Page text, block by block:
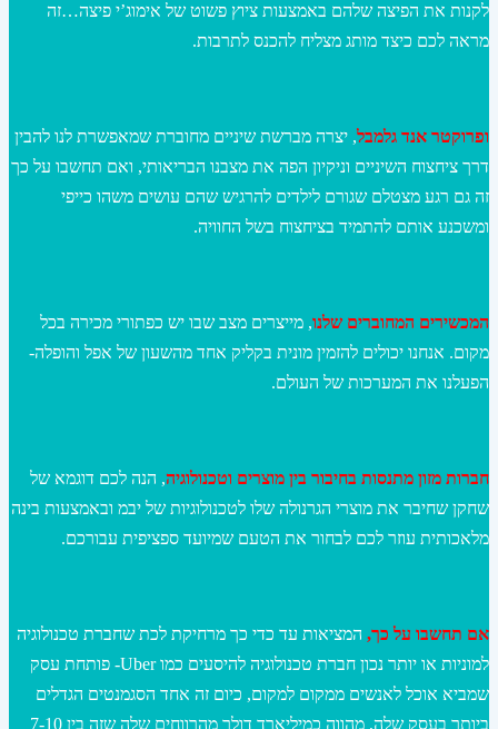
לקנות את הפיצה שלהם באמצעות ציוץ פשוט של אימוג’י פיצה…זה
מראה לכם כיצד מותג מצליח להכנס לתרבות.
ופרוקטר אנד גלמבל, יצרה מברשת שיניים מחוברת שמאפשרת לנו להבין
דרך ציחצוח השיניים וניקיון הפה את מצבנו הבריאותי, ואם תחשבו על כך
זה גם רגע מצטלם שגורם לילדים להרגיש שהם עושים משהו כייפי
ומשכנע אותם להתמיד בציחצוח בשל החוויה.
המכשירים המחוברים שלנו, מייצרים מצב שבו יש כפתורי מכירה בכל
מקום. אנחנו יכולים להזמין מונית בקליק אחד מהשעון של אפל והופלה-
הפעלנו את המערכות של העולם.
חברות מזון מתנסות בחיבור בין מוצרים וטכנולוגיה, הנה לכם דוגמא של
שחקן שחיבר את מוצרי הגרנולה שלו לטכנולוגיות של יבמ ובאמצעות בינה
מלאכותית עוזר לכם לבחור את הטעם שמיועד ספציפית עבורכם.
אם תחשבו על כך, המציאות עד כדי כך מרחיקת לכת שחברת טכנולוגיה
למוניות או יותר נכון חברת טכנולוגיה להיסעים כמו Uber- פותחת עסק
שמביא אוכל לאנשים ממקום למקום, כיום זה אחד הסגמנטים הגדלים
ביותר בעסק שלה, מהווה כמיליארד דולר מהרווחים שלה שזה בין 7-10